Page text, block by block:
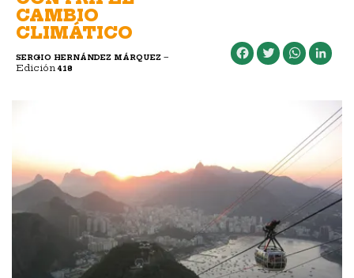
CAMBIO
CLIMÁTICO
SERGIO HERNÁNDEZ MÁRQUEZ –
Edición418
Facebook Twitter WhatsApp